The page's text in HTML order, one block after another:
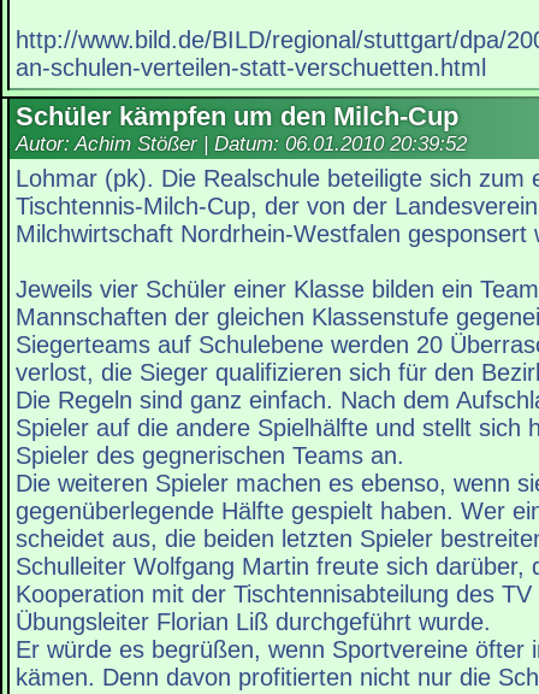
http://www.bild.de/BILD/regional/stuttgart/dpa/
an-schulen-verteilen-statt-verschuetten.html
Schüler kämpfen um den Milch-Cup
Autor: Achim Stößer | Datum: 06.01.2010 20:39:52
Lohmar (pk). Die Realschule beteiligte sich zum
Tischtennis-Milch-Cup, der von der
Milchwirtschaft Nordrhein-Westfalen gesponsert
Jeweils vier Schüler einer Klasse bilden ein
Mannschaften der gleichen Klassenstufe
Siegerteams auf Schulebene werden 20
verlost, die Sieger qualifizieren sich für den
Die Regeln sind ganz einfach. Nach dem
Spieler auf die andere Spielhälfte und stellt sich
Spieler des gegnerischen Teams an.
Die weiteren Spieler machen es ebenso, wenn
gegenüberlegende Hälfte gespielt haben. Wer
scheidet aus, die beiden letzten Spieler
Schulleiter Wolfgang Martin freute sich darüber,
Kooperation mit der Tischtennisabteilung des
Übungsleiter Florian Liß durchgeführt wurde.
Er würde es begrüßen, wenn Sportvereine öfter
kämen. Denn davon profitierten nicht nur die